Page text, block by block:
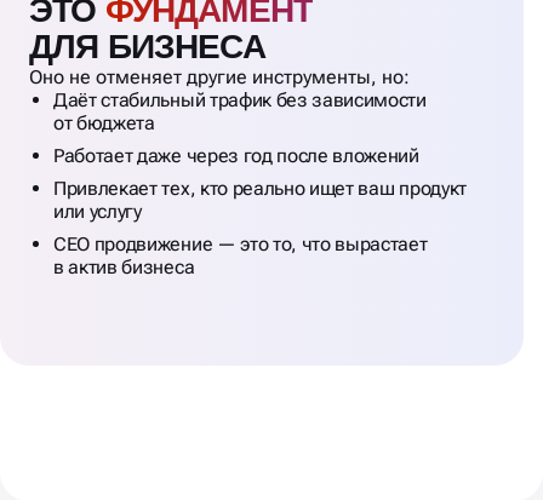
ЭТО ФУНДАМЕНТ
ДЛЯ БИЗНЕСА
Оно не отменяет другие инструменты, но:
Даёт стабильный трафик без зависимости
от бюджета
Работает даже через год после вложений
Привлекает тех, кто реально ищет ваш продукт
или услугу
СЕО продвижение — это то, что вырастает
в актив бизнеса